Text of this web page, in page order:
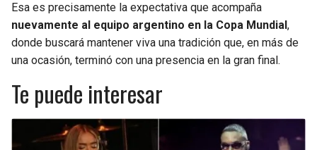
Esa es precisamente la expectativa que acompaña
nuevamente al equipo argentino en la Copa Mundial ,
donde buscará mantener viva una tradición que, en más de
una ocasión, terminó con una presencia en la gran final.
Te puede interesar